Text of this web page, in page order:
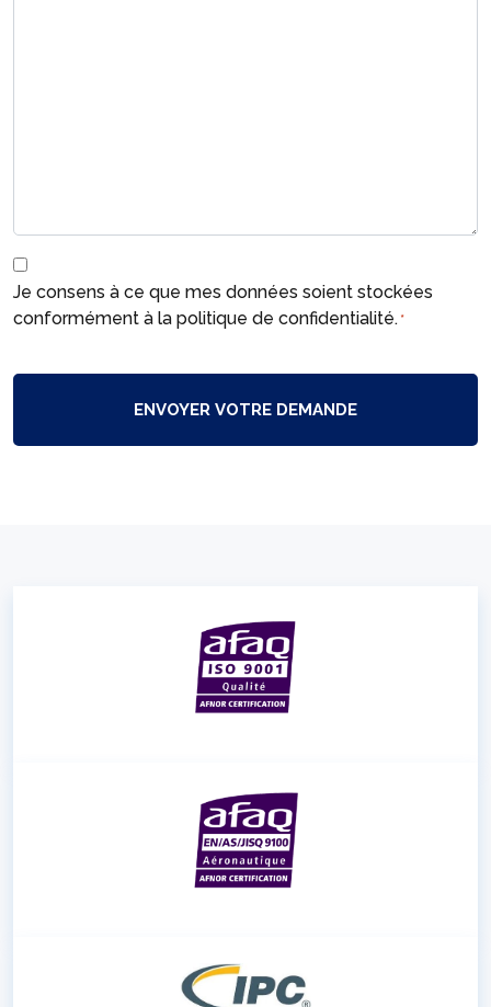
R
G
P
*
Je consens à ce que mes données soient stockées
conformément à la politique de confidentialité. *
T